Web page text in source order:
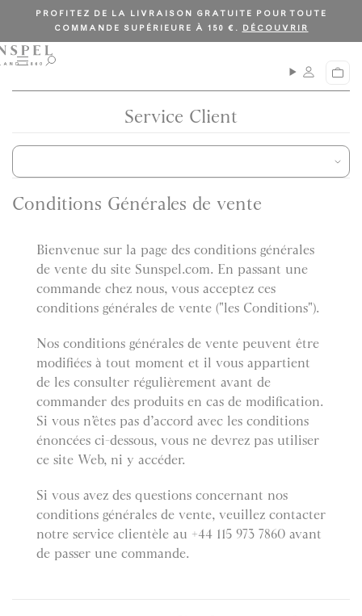
PROFITEZ DE LA LIVRAISON GRATUITE POUR TOUTE
COMMANDE SUPÉRIEURE À 150 €. DÉCOUVRIR
M
O
e
c
r
c
h
P
a
Service Client
Conditions Générales de vente
Bienvenue sur la page des conditions générales
de vente du site Sunspel.com. En passant une
commande chez nous, vous acceptez ces
conditions générales de vente ("les Conditions").
Nos conditions générales de vente peuvent être
modifiées à tout moment et il vous appartient
de les consulter régulièrement avant de
commander des produits en cas de modification.
Si vous n’êtes pas d’accord avec les conditions
énoncées ci-dessous, vous ne devrez pas utiliser
ce site Web, ni y accéder.
Si vous avez des questions concernant nos
conditions générales de vente, veuillez contacter
notre service clientèle au +44 115 973 7860 avant
de passer une commande.